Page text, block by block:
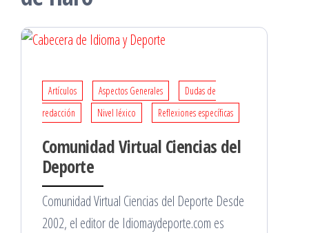
Artículos Aspectos Generales
Dudas de
redacción
Nivel léxico Reflexiones específicas
Comunidad Virtual Ciencias del
Deporte
Comunidad Virtual Ciencias del Deporte Desde
2002, el editor de Idiomaydeporte.com es